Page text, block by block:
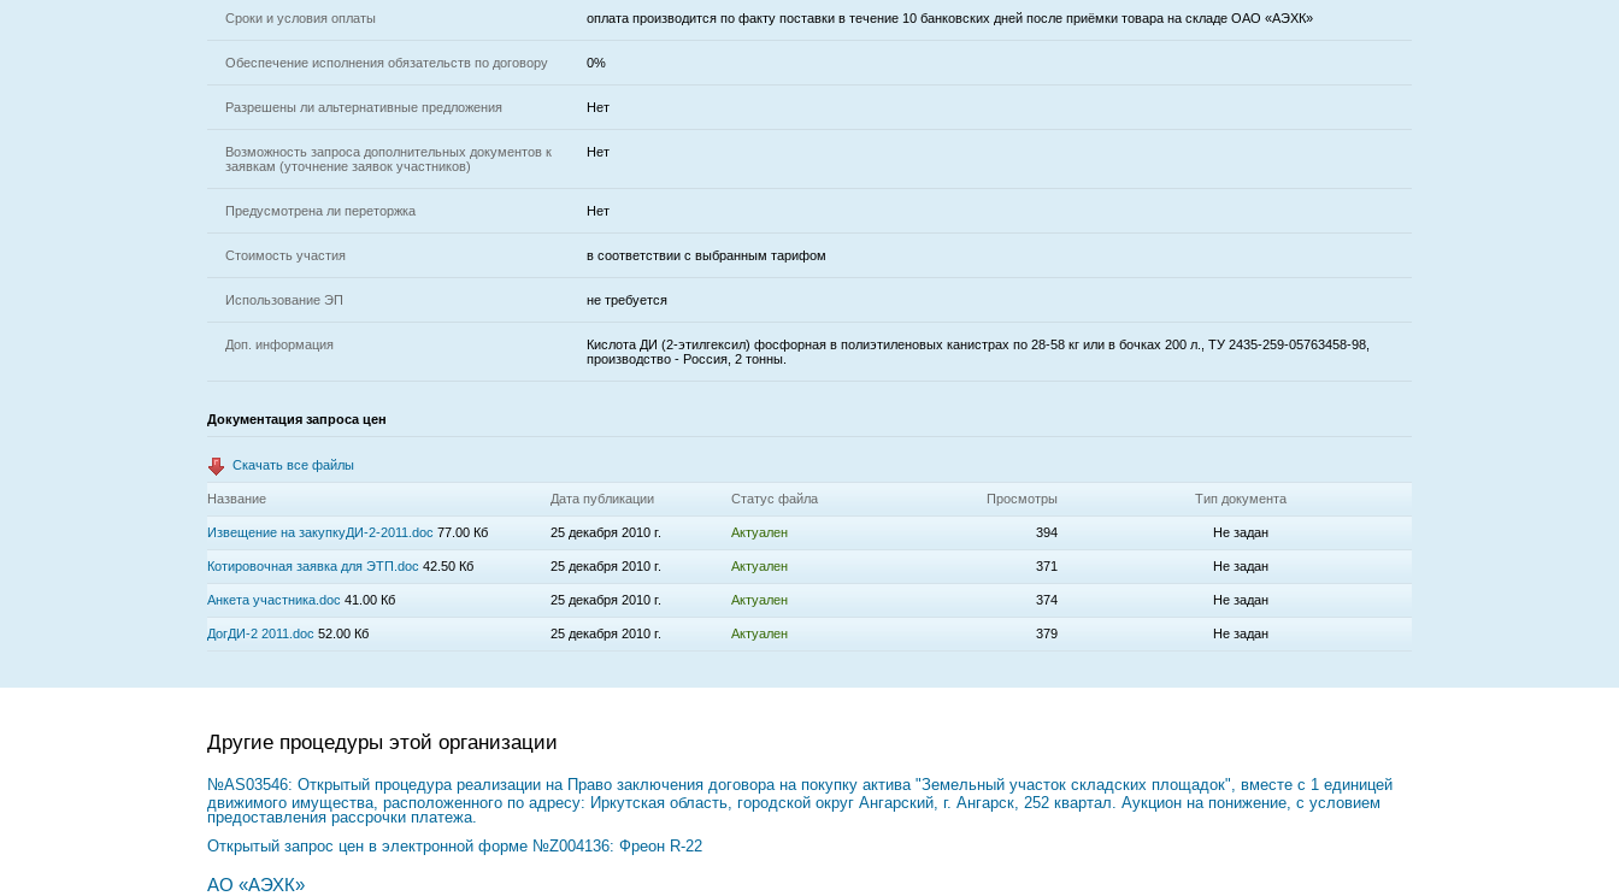
Сроки и условия оплаты оплата производится по факту поставки в течение 10 банковских дней после приёмки товара на складе ОАО «АЭХК»
Обеспечение исполнения обязательств по договору 0%
Разрешены ли альтернативные предложения Нет
Возможность запроса дополнительных документов к
заявкам (уточнение заявок участников)
Нет
Предусмотрена ли переторжка Нет
Стоимость участия в соответствии с выбранным тарифом
Использование ЭП не требуется
Доп. информация
Кислота ДИ (2-этилгексил) фосфорная в полиэтиленовых канистрах по 28-58 кг или в бочках 200 л., ТУ 2435-259-05763458-98,
производство - Россия, 2 тонны.
Документация запроса цен
Скачать все файлы
Название Дата публикации Статус файла Просмотры Тип документа
Извещение на закупкуДИ-2-2011.doc 77.00 Кб 25 декабря 2010 г. Актуален 394 Не задан
Котировочная заявка для ЭТП.doc 42.50 Кб 25 декабря 2010 г. Актуален 371 Не задан
Анкета участника.doc 41.00 Кб 25 декабря 2010 г. Актуален 374 Не задан
ДогДИ-2 2011.doc 52.00 Кб 25 декабря 2010 г. Актуален 379 Не задан
Другие процедуры этой организации
№AS03546: Открытый процедура реализации на Право заключения договора на покупку актива "Земельный участок складских площадок", вместе с 1 единицей
движимого имущества, расположенного по адресу: Иркутская область, городской округ Ангарский, г. Ангарск, 252 квартал. Аукцион на понижение, с условием
предоставления рассрочки платежа.
Открытый запрос цен в электронной форме №Z004136: Фреон R-22
АО «АЭХК»